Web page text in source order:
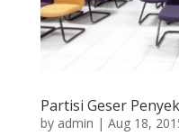
Partisi Geser
by admin | Aug 18,